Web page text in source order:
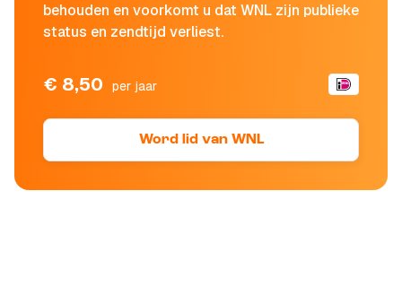
behouden en voorkomt u dat WNL zijn publieke
status en zendtijd verliest.
€ 8,50 per jaar
Word lid van WNL